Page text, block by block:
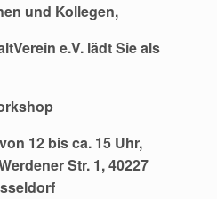
und Kollegen,
e.V. lädt Sie als
12 bis ca. 15 Uhr,
Str. 1, 40227